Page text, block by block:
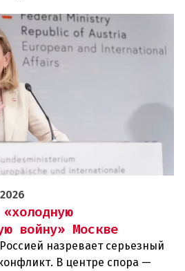
войну» Москве
назревает серьезный
В центре спора —